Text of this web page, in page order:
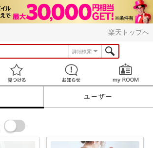
楽天トップへ
詳細検索
見つける お知らせ
ユーザー